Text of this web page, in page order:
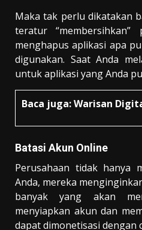
Maka tak perlu dikatakan
teratur
menghapus aplikasi apa
digunakan. Saat Anda
untuk aplikasi yang Anda
Baca juga:Warisan
Batasi Akun Online
Perusahaan tidak hanya
Anda, mereka
banyak yang akan
menyiapkan akun dan
dapat dimonetisasi dengan